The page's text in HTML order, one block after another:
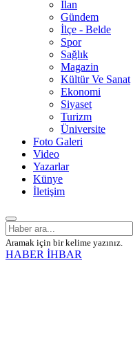
İlan
Gündem
İlçe - Belde
Spor
Sağlık
Magazin
Kültür Ve Sanat
Ekonomi
Siyaset
Turizm
Üniversite
Foto Galeri
Video
Yazarlar
Künye
İletişim
Aramak için bir kelime yazınız.
HABER İHBAR